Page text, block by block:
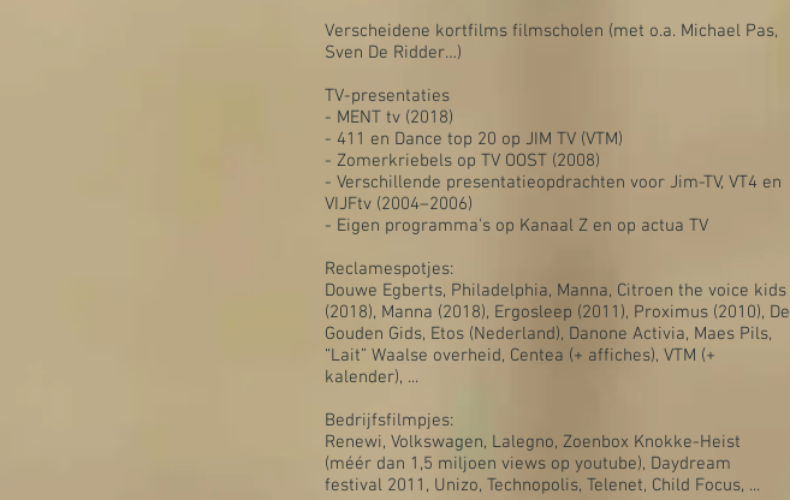
Verscheidene kortfilms filmscholen (met o.a. Michael Pas,
Sven De Ridder…)
TV-presentaties
- MENT tv (2018)
- 411 en Dance top 20 op JIM TV (VTM)
- Zomerkriebels op TV OOST (2008)
- Verschillende presentatieopdrachten voor Jim-TV, VT4 en
VIJFtv (2004–2006)
- Eigen programma's op Kanaal Z en op actua TV
Reclamespotjes:
Douwe Egberts, Philadelphia, Manna, Citroen the voice kids
(2018), Manna (2018), Ergosleep (2011), Proximus (2010), De
Gouden Gids, Etos (Nederland), Danone Activia, Maes Pils,
“Lait” Waalse overheid, Centea (+ affiches), VTM (+
kalender), ...
Bedrijfsfilmpjes:
Renewi, Volkswagen, Lalegno, Zoenbox Knokke-Heist
(méér dan 1,5 miljoen views op youtube), Daydream
festival 2011, Unizo, Technopolis, Telenet, Child Focus, ...